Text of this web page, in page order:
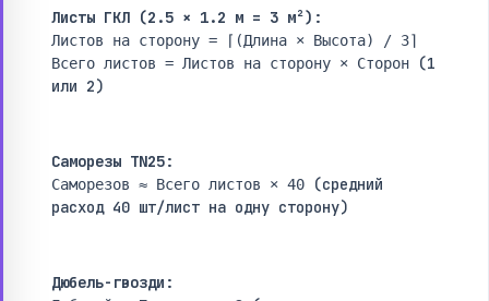
Листы ГКЛ (2.5 × 1.2 м = 3 м²):
Листов на сторону = ⌈(Длина × Высота) / 3⌉
Всего листов = Листов на сторону × Сторон (1
или 2)
Саморезы TN25:
Саморезов ≈ Всего листов × 40 (средний
расход 40 шт/лист на одну сторону)
Дюбель-гвозди: